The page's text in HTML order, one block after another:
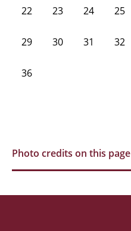
22 23 24 25
29 30 31 32
36
Photo credits on this page